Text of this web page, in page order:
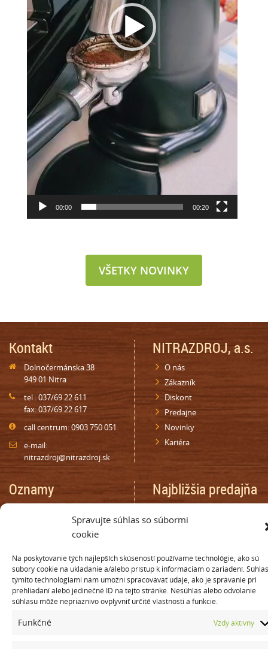
Spravujte súhlas so súbormi
cookie
Na poskytovanie tých najlepších skúseností používame technológie, ako sú
súbory cookie na ukladanie a/alebo prístup k informáciám o zariadení.
týmito technológiami nám umožní spracovávať údaje, ako je správanie pri
prehliadaní alebo jedinečné ID na tejto stránke. Nesúhlas alebo odvolanie
súhlasu môže nepriaznivo ovplyvniť určité vlastnosti a funkcie.
Funkčné Vždy aktívny
00:00 00:20
VŠETKY NOVINKY
Kontakt
Dolnočermánska 38
949 01 Nitra
tel.: 037/69 22 611
fax: 037/69 22 617
call centrum: 0903 750 051
e-mail:
nitrazdroj@nitrazdroj.sk
NITRAZDROJ, a.s.
O nás
Zákazník
Diskont
Predajne
Novinky
Kariéra
Oznamy
Zákaznícka karta
Súťaže
Oprávnenie na distribúciu
Nehnuteľnosti
Najbližšia predajňa
vašom okolí, zadajte mesto